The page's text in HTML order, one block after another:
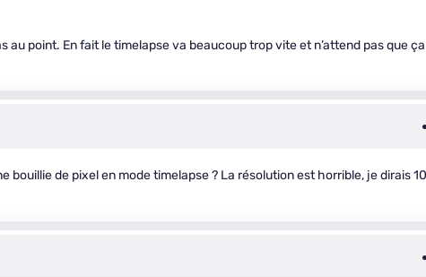
au point. En fait le timelapse va beaucoup trop vite et n’attend pas que ça
bouillie de pixel en mode timelapse ? La résolution est horrible, je dirais